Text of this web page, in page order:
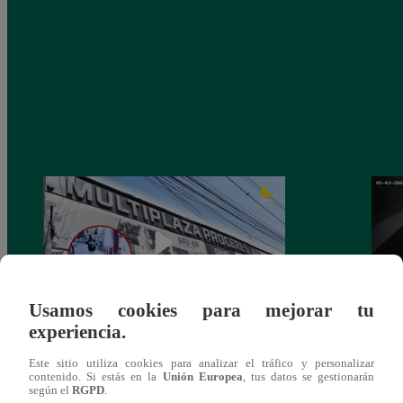
Asesinan a comerciante ferretero dentro de
galería en San Juan de Lurigancho
Usamos cookies para mejorar tu
experiencia.
Este sitio utiliza cookies para analizar el tráfico y personalizar
contenido. Si estás en la Unión Europea , tus datos se gestionarán
según el RGPD